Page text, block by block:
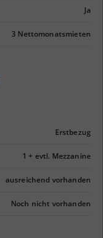
Ja
3 Nettomonatsmieten
Erstbezug
1 + evtl. Mezzanine
ausreichend vorhanden
Noch nicht vorhanden